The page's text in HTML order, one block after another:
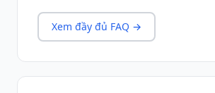
Xem đầy đủ FAQ →